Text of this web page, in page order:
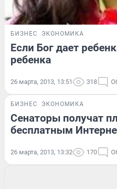
БИЗНЕС ЭКОНОМИКА
Если Бог дает
ребенка
26 марта, 2013, 13:51 318
БИЗНЕС ЭКОНОМИКА
Сенаторы получат
бесплатным
26 марта, 2013, 13:32 170